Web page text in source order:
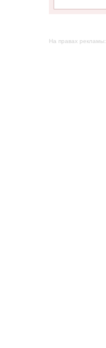
На правах рекламы: